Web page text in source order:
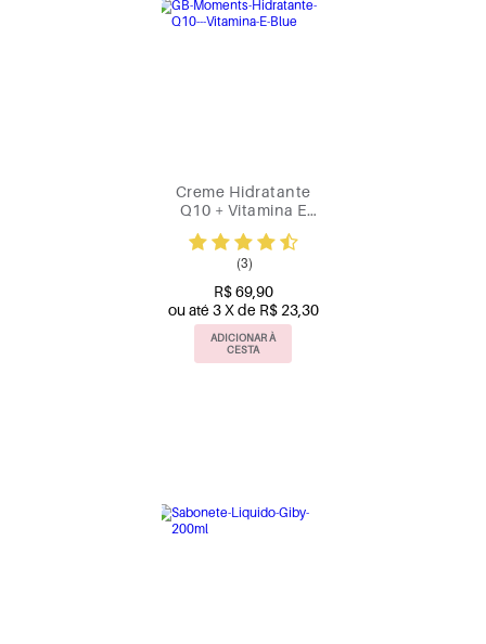
Creme Hidratante
Q10 + Vitamina E
Moments Blue
(3)
R$ 69,90
ou até 3 X de R$ 23,30
ADICIONAR À
CESTA